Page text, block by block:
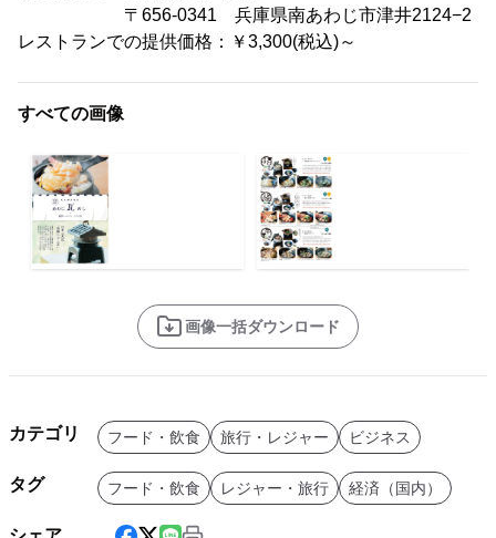
〒656-0341 兵庫県南あわじ市津井2124−2
レストランでの提供価格：￥3,300(税込)～
すべての画像
画像一括ダウンロード
カテゴリ フード・飲食 旅行・レジャー ビジネス
タグ フード・飲食 レジャー・旅行 経済（国内）